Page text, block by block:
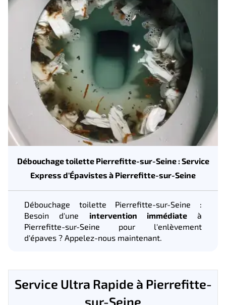
Débouchage toilette Pierrefitte-sur-Seine : Service
Express d'Épavistes à Pierrefitte-sur-Seine
Débouchage toilette Pierrefitte-sur-Seine :
Besoin d'une intervention immédiateà
Pierrefitte-sur-Seine pour l'enlèvement
d'épaves ? Appelez-nous maintenant.
Service Ultra Rapide à Pierrefitte-
sur-Seine